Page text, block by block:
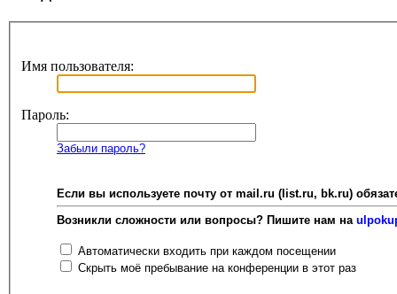
Имя пользователя:
Пароль:
Забыли пароль?
Если вы используете почту от mail.ru (list.ru, bk.ru)
Возникли сложности или вопросы? Пишите нам на
Автоматически входить при каждом посещении
Скрыть моё пребывание на конференции в этот раз